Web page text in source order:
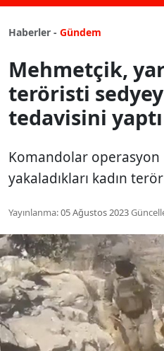
Haberler - Gündem
Mehmetçik,
teröristi
tedavisini yaptı
Komandolar operasyon
yakaladıkları kadın
Yayınlanma:05 Ağustos 2023